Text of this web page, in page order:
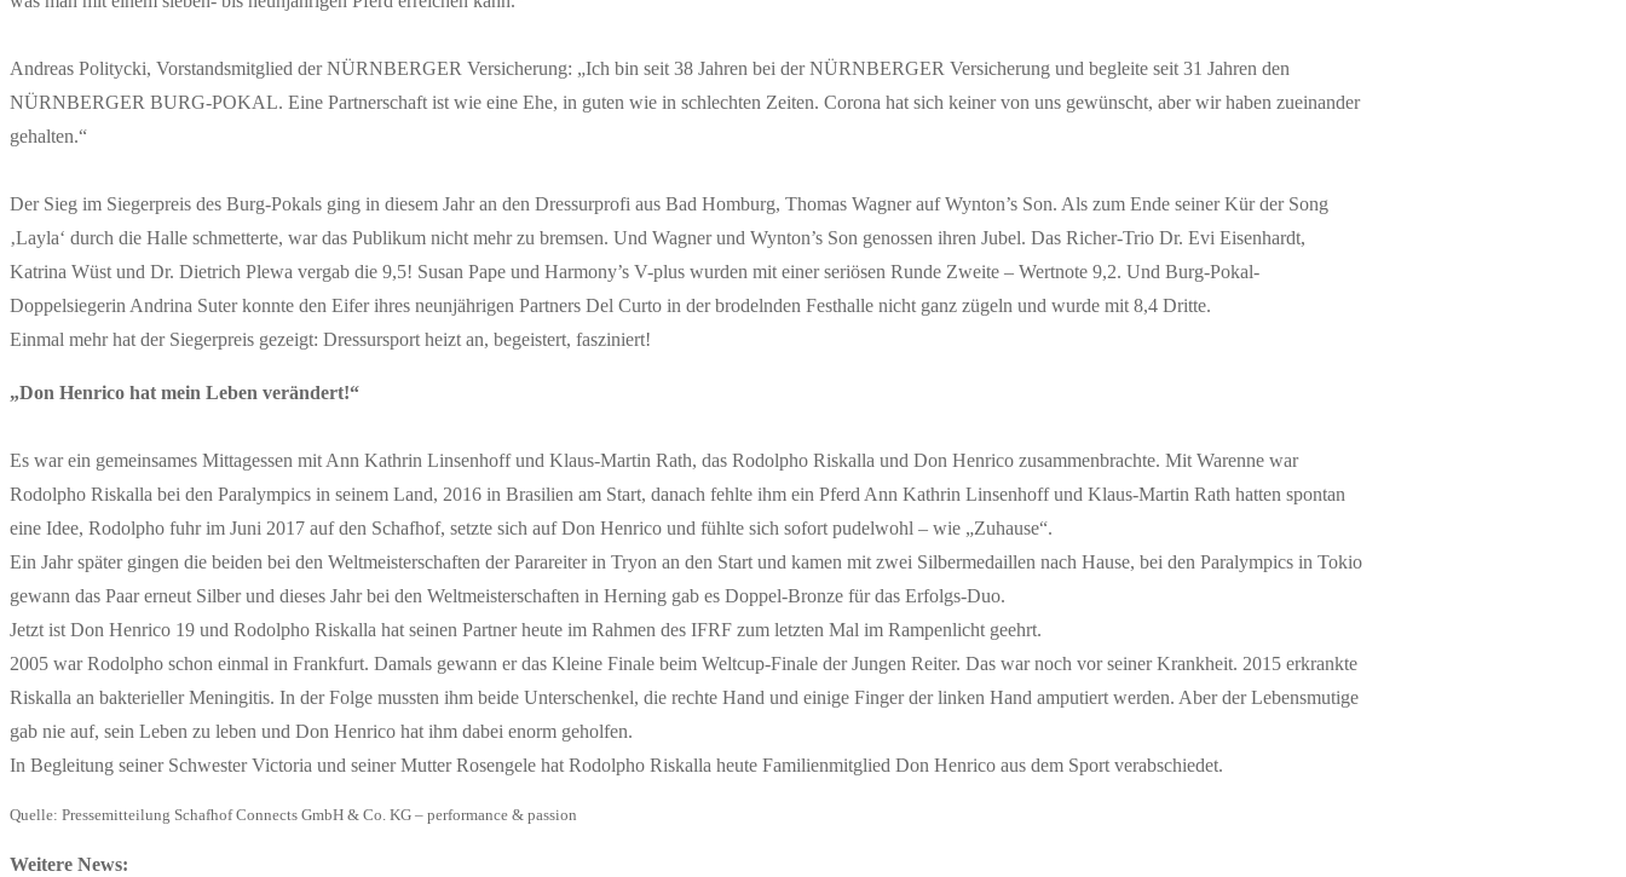
Andreas Politycki, Vorstandsmitglied der NÜRNBERGER Versicherung: „Ich bin seit 38 Jahren bei der NÜRNBERGER Versicherung und begleite seit 31 Jahren den
NÜRNBERGER BURG-POKAL. Eine Partnerschaft ist wie eine Ehe, in guten wie in schlechten Zeiten. Corona hat sich keiner von uns gewünscht, aber wir haben zueinander
gehalten.“
Der Sieg im Siegerpreis des Burg-Pokals ging in diesem Jahr an den Dressurprofi aus Bad Homburg, Thomas Wagner auf Wynton’s Son. Als zum Ende seiner Kür der Song
‚Layla‘ durch die Halle schmetterte, war das Publikum nicht mehr zu bremsen. Und Wagner und Wynton’s Son genossen ihren Jubel. Das Richer-Trio Dr. Evi Eisenhardt,
Katrina Wüst und Dr. Dietrich Plewa vergab die 9,5! Susan Pape und Harmony’s V-plus wurden mit einer seriösen Runde Zweite – Wertnote 9,2. Und Burg-Pokal-
Doppelsiegerin Andrina Suter konnte den Eifer ihres neunjährigen Partners Del Curto in der brodelnden Festhalle nicht ganz zügeln und wurde mit 8,4 Dritte.
Einmal mehr hat der Siegerpreis gezeigt: Dressursport heizt an, begeistert, fasziniert!
„Don Henrico hat mein Leben verändert!“
Es war ein gemeinsames Mittagessen mit Ann Kathrin Linsenhoff und Klaus-Martin Rath, das Rodolpho Riskalla und Don Henrico zusammenbrachte. Mit Warenne war
Rodolpho Riskalla bei den Paralympics in seinem Land, 2016 in Brasilien am Start, danach fehlte ihm ein Pferd Ann Kathrin Linsenhoff und Klaus-Martin Rath hatten spontan
eine Idee, Rodolpho fuhr im Juni 2017 auf den Schafhof, setzte sich auf Don Henrico und fühlte sich sofort pudelwohl – wie „Zuhause“.
Ein Jahr später gingen die beiden bei den Weltmeisterschaften der Parareiter in Tryon an den Start und kamen mit zwei Silbermedaillen nach Hause, bei den Paralympics in Tokio
gewann das Paar erneut Silber und dieses Jahr bei den Weltmeisterschaften in Herning gab es Doppel-Bronze für das Erfolgs-Duo.
Jetzt ist Don Henrico 19 und Rodolpho Riskalla hat seinen Partner heute im Rahmen des IFRF zum letzten Mal im Rampenlicht geehrt.
2005 war Rodolpho schon einmal in Frankfurt. Damals gewann er das Kleine Finale beim Weltcup-Finale der Jungen Reiter. Das war noch vor seiner Krankheit. 2015 erkrankte
Riskalla an bakterieller Meningitis. In der Folge mussten ihm beide Unterschenkel, die rechte Hand und einige Finger der linken Hand amputiert werden. Aber der Lebensmutige
gab nie auf, sein Leben zu leben und Don Henrico hat ihm dabei enorm geholfen.
In Begleitung seiner Schwester Victoria und seiner Mutter Rosengele hat Rodolpho Riskalla heute Familienmitglied Don Henrico aus dem Sport verabschiedet.
Quelle: Pressemitteilung Schafhof Connects GmbH & Co. KG – performance & passion
Weitere News: